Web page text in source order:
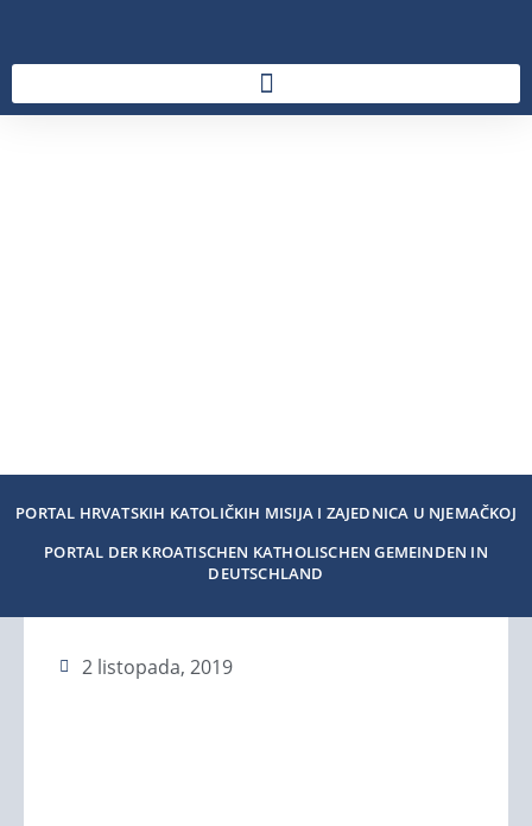
PORTAL HRVATSKIH KATOLIČKIH MISIJA I ZAJEDNICA U NJEMAČKOJ
PORTAL DER KROATISCHEN KATHOLISCHEN GEMEINDEN IN
DEUTSCHLAND
2 listopada, 2019